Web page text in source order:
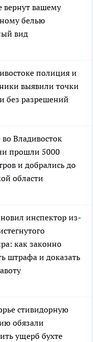
вернут вашему
белью
вид
полиция и
выявили точки
без разрешений
Владивосток
прошли 5000
и добрались до
области
инспектор из-
как законно
штрафа и доказать
стивидорную
обязали
ущерб бухте